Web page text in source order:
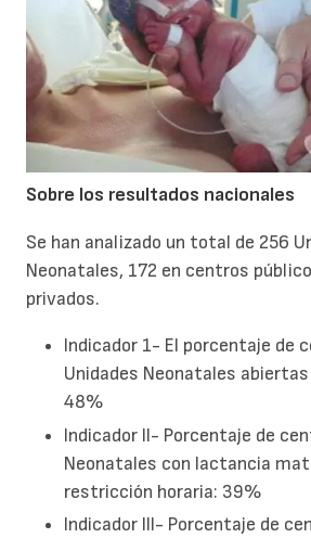
Sobre los resultados nacionales
Se han analizado un total de 256
Neonatales, 172 en centros
privados.
Indicador 1- El porcentaje de
Unidades Neonatales
48%
Indicador II- Porcentaje de
Neonatales con lactancia
restricción horaria: 39%
Indicador III- Porcentaje de